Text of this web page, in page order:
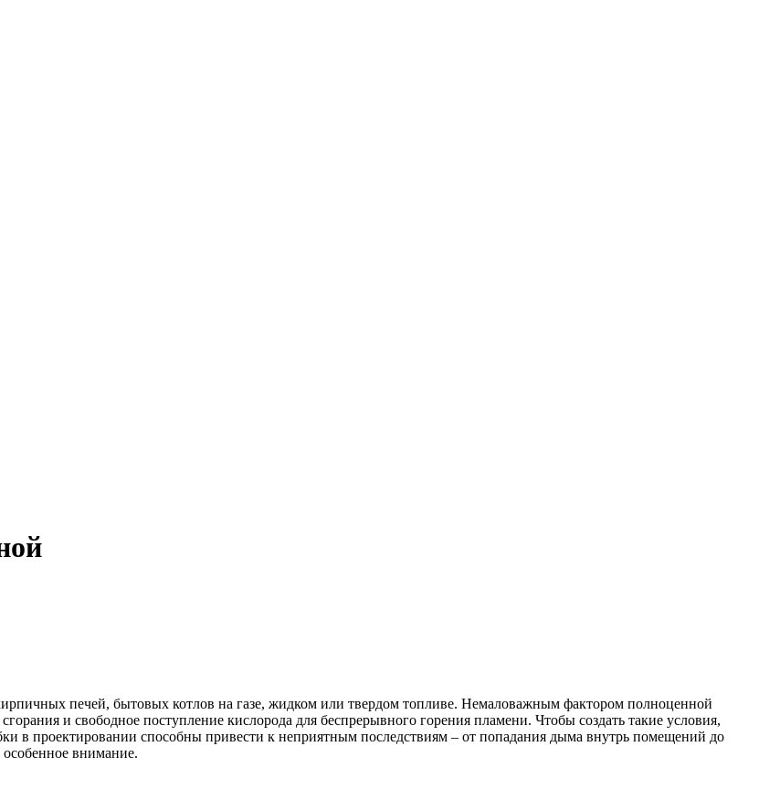
печей, бытовых котлов на газе, жидком или твердом топливе. Немаловажным фактором полноценной
и свободное поступление кислорода для беспрерывного горения пламени. Чтобы создать такие условия,
проектировании способны привести к неприятным последствиям – от попадания дыма внутрь помещений до
особенное внимание.